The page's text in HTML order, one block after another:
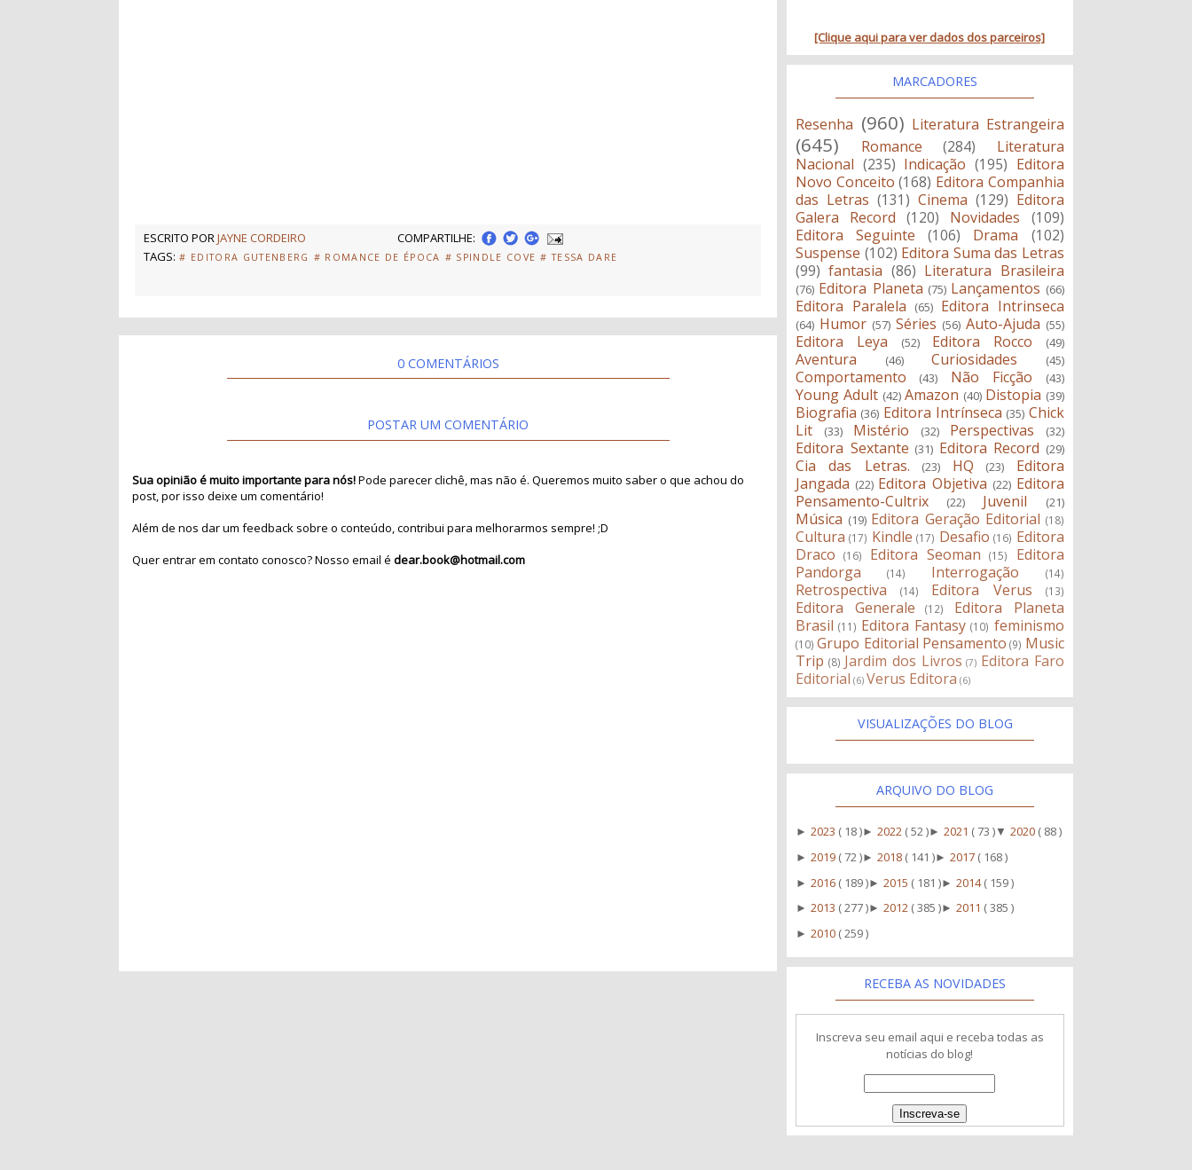
ESCRITO PORJAYNE CORDEIRO
COMPARTILHE:
TAGS: # EDITORA GUTENBERG # ROMANCE DE ÉPOCA # SPINDLE COVE # TESSA DARE
0 COMENTÁRIOS
POSTAR UM COMENTÁRIO
Sua opinião é muito importante para nós!Pode parecer clichê, mas não é. Queremos muito saber o que achou do
post, por isso deixe um comentário!
Além de nos dar um feedback sobre o conteúdo, contribui para melhorarmos sempre! ;D
Quer entrar em contato conosco? Nosso email édear.book@hotmail.com
[Clique aqui para ver dados dos parceiros]
MARCADORES
Resenha (960) Literatura Estrangeira
(645) Romance (284)
Literatura
Nacional (235) Indicação (195) Editora
Novo Conceito (168) Editora Companhia
das Letras (131) Cinema (129) Editora
Galera Record
(120) Novidades
(109)
Editora Seguinte
(106) Drama
(102)
Suspense (102) Editora Suma das Letras
(99) fantasia (86) Literatura Brasileira
(76) Editora Planeta (75) Lançamentos (66)
Editora Paralela (65) Editora Intrinseca
(64) Humor (57) Séries (56) Auto-Ajuda (55)
Editora Leya (52) Editora Rocco (49)
Aventura (46) Curiosidades (45)
Comportamento (43) Não Ficção (43)
Young Adult (42) Amazon (40) Distopia (39)
Biografia (36) Editora Intrínseca (35) Chick
Lit
(33) Mistério (32) Perspectivas (32)
Editora Sextante (31) Editora Record (29)
Cia das Letras. (23) HQ (23)
Editora
Jangada (22) Editora Objetiva (22) Editora
Pensamento-Cultrix
(22) Juvenil (21)
Música (19) Editora Geração Editorial (18)
Cultura (17) Kindle (17) Desafio (16) Editora
Draco
(16) Editora Seoman (15)
Editora
Pandorga
(14) Interrogação (14)
Retrospectiva (14) Editora Verus (13)
Editora Generale (12)
Editora Planeta
Brasil (11) Editora Fantasy (10) feminismo
(10) Grupo Editorial Pensamento (9) Music
Trip (8) Jardim dos Livros (7) Editora Faro
Editorial (6) Verus Editora (6)
VISUALIZAÇÕES DO BLOG
ARQUIVO DO BLOG
►2023 ( 18 )►2022 ( 52 )►2021 ( 73 ) ▼2020 ( 88 )
►2019 ( 72 )►2018 ( 141 )►2017 ( 168 )
►2016 ( 189 )►2015 ( 181 )►2014( 159 )
►2013 ( 277 )►2012 ( 385 )►2011 ( 385 )
►2010 ( 259 )
RECEBA AS NOVIDADES
Inscreva seu email aqui e receba todas as
notícias do blog!